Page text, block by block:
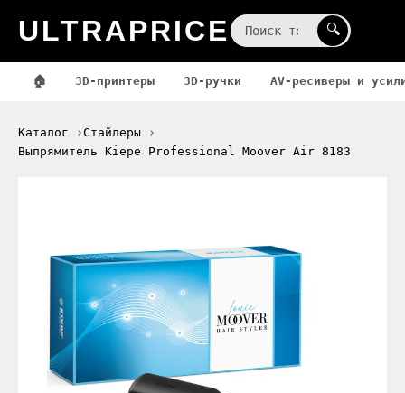
ULTRAPRICE 🔍
🏠 3D-принтеры 3D-ручки AV-ресиверы и
Каталог
Стайлеры
Выпрямитель Kiepe Professional Moover Air 8183